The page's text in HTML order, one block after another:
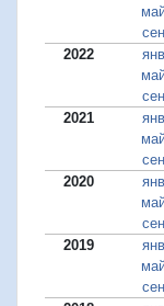
сен
2022
янв
сен
2021
янв
сен
2020
янв
сен
2019
янв
сен